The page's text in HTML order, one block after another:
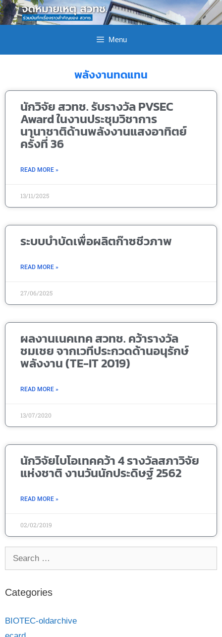
Menu
พลังงานทดแทน
นักวิจัย สวทช. รับรางวัล PVSEC
Award ในงานประชุมวิชาการ
นานาชาติด้านพลังงานแสงอาทิตย์
ครั้งที่ 36
READ MORE »
13/11/2025
ระบบบำบัดเพื่อผลิตก๊าซชีวภาพ
READ MORE »
27/06/2025
ผลงานเนคเทค สวทช. คว้ารางวัล
ชมเชย จากเวทีประกวดด้านอนุรักษ์
พลังงาน (TE-IT 2019)
READ MORE »
13/07/2020
นักวิจัยไบโอเทคคว้า 4 รางวัลสภาวิจัย
แห่งชาติ งานวันนักประดิษฐ์ 2562
READ MORE »
02/02/2019
Categories
BIOTEC-oldarchive